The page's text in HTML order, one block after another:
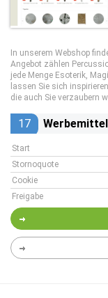
In unserem Webshop
Angebot zählen
jede Menge Esoterik,
lassen Sie sich
die auch Sie verzaubern
17 Werbemittel
Start
Stornoquote
Cookie
Freigabe